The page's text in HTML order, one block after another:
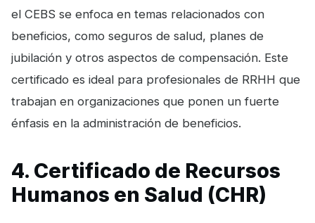
el CEBS se enfoca en temas relacionados con
beneficios, como seguros de salud, planes de
jubilación y otros aspectos de compensación. Este
certificado es ideal para profesionales de RRHH que
trabajan en organizaciones que ponen un fuerte
énfasis en la administración de beneficios.
4. Certificado de Recursos
Humanos en Salud (CHR)